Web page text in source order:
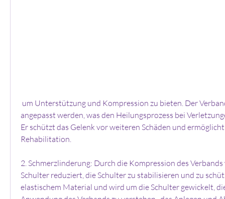
angepasst werden, was den Heilungsprozess bei
Er schützt das Gelenk vor weiteren Schäden und
Rehabilitation.
2. Schmerzlinderung: Durch die Kompression des
Schulter reduziert, die Schulter zu stabilisieren und zu
elastischem Material und wird um die Schulter gewickelt,